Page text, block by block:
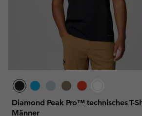
Diamond Peak Pro™ technisches T-
Männer